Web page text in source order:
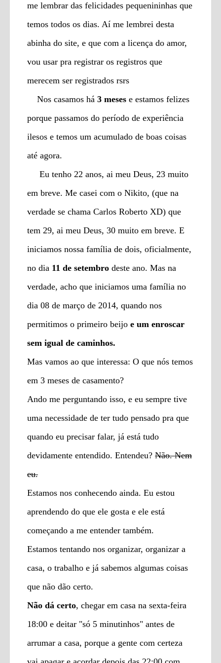
me lembrar das felicidades pequenininhas que
temos todos os dias. Aí me lembrei desta
abinha do site, e que com a licença do amor,
vou usar pra registrar os registros que
merecem ser registrados rsrs
Nos casamos há 3 meses e estamos felizes
porque passamos do período de experiência
ilesos e temos um acumulado de boas coisas
até agora.
Eu tenho 22 anos, ai meu Deus, 23 muito
em breve. Me casei com o Nikito, (que na
verdade se chama Carlos Roberto XD) que
tem 29, ai meu Deus, 30 muito em breve. E
iniciamos nossa família de dois, oficialmente,
no dia 11 de setembro deste ano. Mas na
verdade, acho que iniciamos uma família no
dia 08 de março de 2014, quando nos
permitimos o primeiro beijo e um enroscar
sem igual de caminhos.
Mas vamos ao que interessa: O que nós temos
em 3 meses de casamento?
Ando me perguntando isso, e eu sempre tive
uma necessidade de ter tudo pensado pra que
quando eu precisar falar, já está tudo
devidamente entendido. Entendeu? Não. Nem
eu.
Estamos nos conhecendo ainda. Eu estou
aprendendo do que ele gosta e ele está
começando a me entender também.
Estamos tentando nos organizar, organizar a
casa, o trabalho e já sabemos algumas coisas
que não dão certo.
Não dá certo, chegar em casa na sexta-feira
18:00 e deitar "só 5 minutinhos" antes de
arrumar a casa, porque a gente com certeza